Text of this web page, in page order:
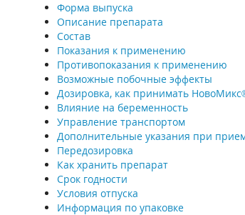
Форма выпуска
Описание препарата
Состав
Показания к применению
Противопоказания к применению
Возможные побочные эффекты
Дозировка, как принимать
Влияние на беременность
Управление транспортом
Дополнительные указания при
Передозировка
Как хранить препарат
Срок годности
Условия отпуска
Информация по упаковке